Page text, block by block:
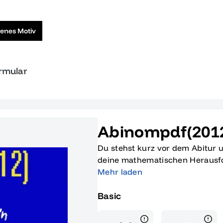
Motiv
Du stehst kurz vor dem Abitur
deine mathematischen
das, was du brauchst! Dieser
entscheidenden Vorteil in
ermöglicht er es dir,
Mehr laden
Basic